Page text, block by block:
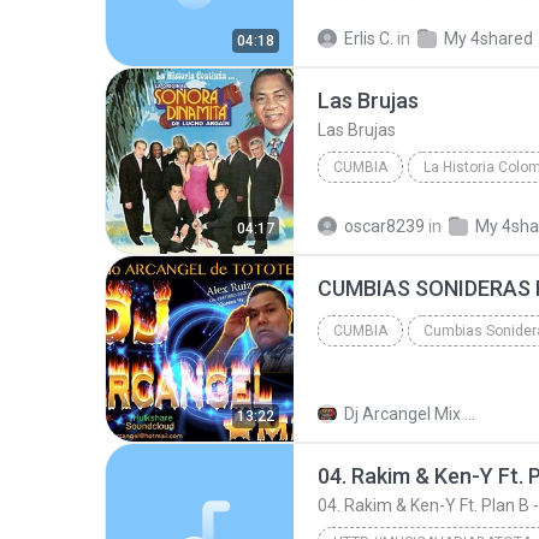
04:18 Erlis C. in My 4shared
04:17
Las Brujas
Las Brujas
CUMBIA La Historia
oscar8239 in My
13:22
CUMBIA Cumbias
04. Rakim & Ken-Y Ft. Plan B